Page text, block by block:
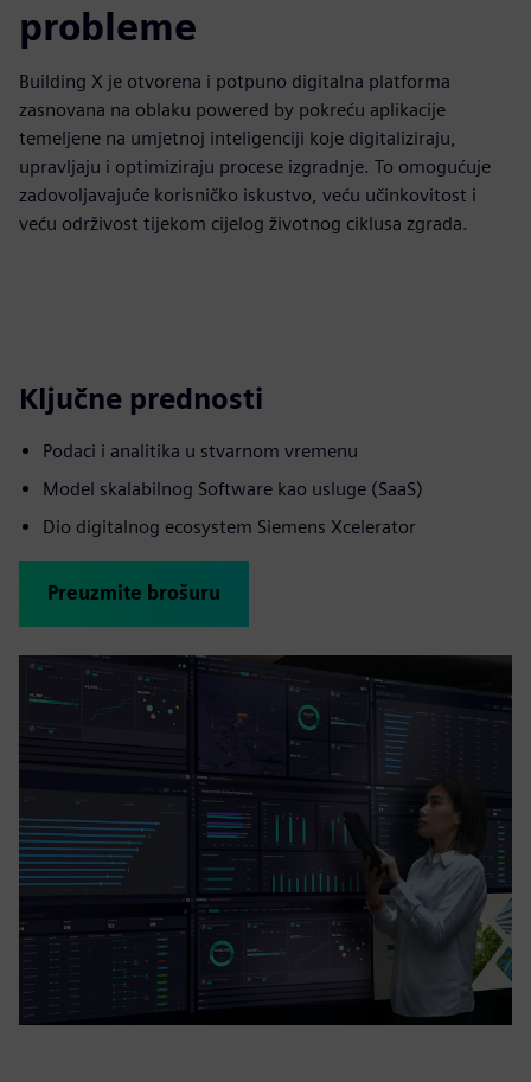
probleme
Building X je otvorena i potpuno digitalna platforma
zasnovana na oblaku powered by pokreću aplikacije
temeljene na umjetnoj inteligenciji koje digitaliziraju,
upravljaju i optimiziraju procese izgradnje. To omogućuje
zadovoljavajuće korisničko iskustvo, veću učinkovitost i
veću održivost tijekom cijelog životnog ciklusa zgrada.
Ključne prednosti
Podaci i analitika u stvarnom vremenu
Model skalabilnog Software kao usluge (SaaS)
Dio digitalnog ecosystem Siemens Xcelerator
Preuzmite brošuru